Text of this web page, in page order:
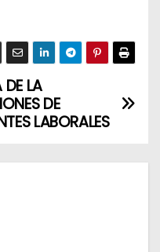
DE LA
DE
LABORALES